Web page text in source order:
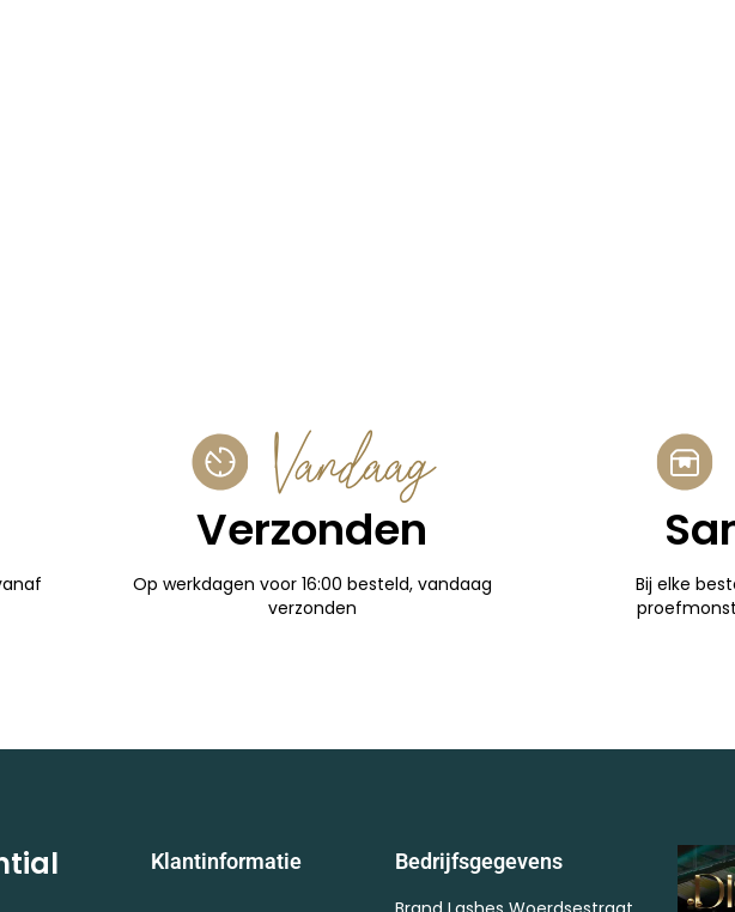
Vandaag
Verzonden
Op werkdagen voor 16:00 besteld, vandaag
verzonden
Bij elke
Klantinformatie Bedrijfsgegevens